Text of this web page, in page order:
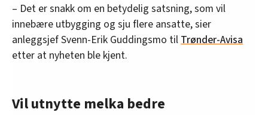
– Det er snakk om en betydelig satsning, som vil
innebære utbygging og sju flere ansatte, sier
anleggsjef Svenn-Erik Guddingsmo til Trønder-Avisa
etter at nyheten ble kjent.
Vil utnytte melka bedre